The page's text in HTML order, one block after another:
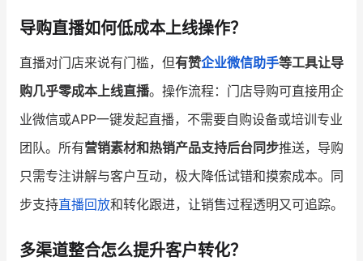
导购直播如何低成本上线操作？
直播对门店来说有门槛，但有赞企业微信助手等工具让导
购几乎零成本上线直播。操作流程：门店导购可直接用企
业微信或APP一键发起直播，不需要自购设备或培训专业
团队。所有营销素材和热销产品支持后台同步推送，导购
只需专注讲解与客户互动，极大降低试错和摸索成本。同
步支持直播回放和转化跟进，让销售过程透明又可追踪。
多渠道整合怎么提升客户转化？